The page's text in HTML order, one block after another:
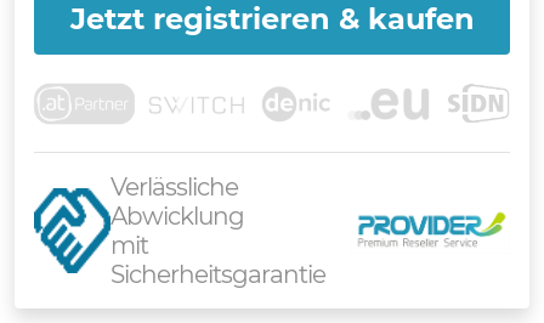
Jetzt registrieren & kaufen
Verlässliche
Abwicklung
mit
Sicherheitsgarantie